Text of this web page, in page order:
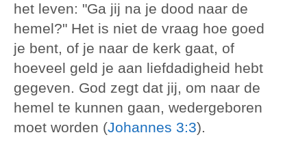
het leven: "Ga jij na je dood naar de
hemel?" Het is niet de vraag hoe goed
je bent, of je naar de kerk gaat, of
hoeveel geld je aan liefdadigheid hebt
gegeven. God zegt dat jij, om naar de
hemel te kunnen gaan, wedergeboren
moet worden (Johannes 3:3).